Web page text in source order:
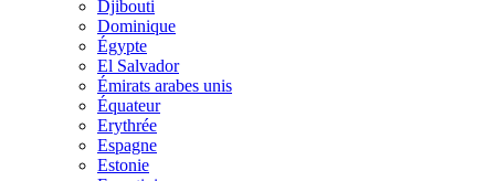
Djibouti
Dominique
Égypte
El Salvador
Émirats arabes unis
Équateur
Erythrée
Espagne
Estonie